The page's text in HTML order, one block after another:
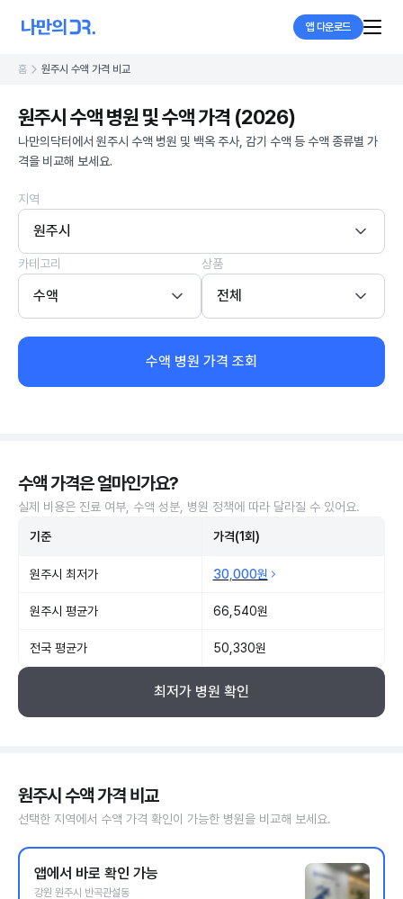
앱 다운로드
홈 원주시 수액 가격 비교
원주시 수액 병원 및 수액 가격 (2026)
나만의닥터에서 원주시 수액 병원 및 백옥 주사, 감기 수액 등 수액 종류별 가
격을 비교해 보세요.
지역
원주시
카테고리
수액
상품
전체
수액 병원 가격 조회
수액 가격은 얼마인가요?
실제 비용은 진료 여부, 수액 성분, 병원 정책에 따라 달라질 수 있어요.
기준 가격(1회)
원주시 최저가 30,000원
원주시 평균가 66,540원
전국 평균가 50,330원
최저가 병원 확인
원주시 수액 가격 비교
선택한 지역에서 수액 가격 확인이 가능한 병원을 비교해 보세요.
앱에서 바로 확인 가능
강원 원주시 반곡관설동